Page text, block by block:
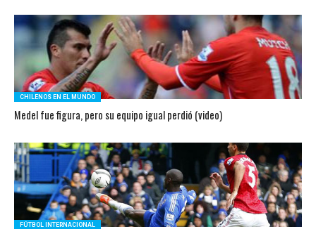
CHILENOS EN EL MUNDO
Medel fue figura, pero su equipo igual perdió (video)
FÚTBOL INTERNACIONAL